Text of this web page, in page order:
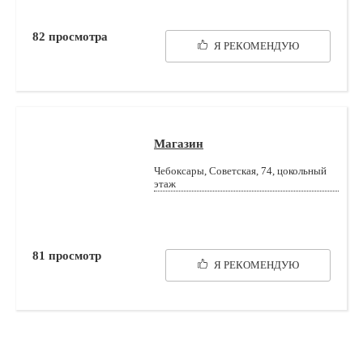
Я РЕКОМЕНДУЮ
82 просмотра
Магазин
Чебоксары, Советская, 74, цокольный
этаж
Я РЕКОМЕНДУЮ
81 просмотр